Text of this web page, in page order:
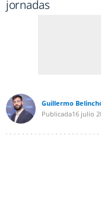
jornadas
Guillermo
Publicada16 julio